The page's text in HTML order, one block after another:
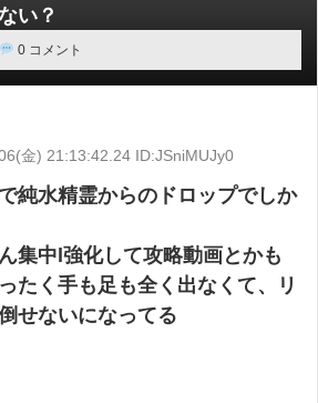
い？
0 コメント
金) 21:13:42.24 ID:JSniMUJy0
純水精霊からのドロップでしか
集中l強化して攻略動画とかも
たく手も足も全く出なくて、リ
せないになってる